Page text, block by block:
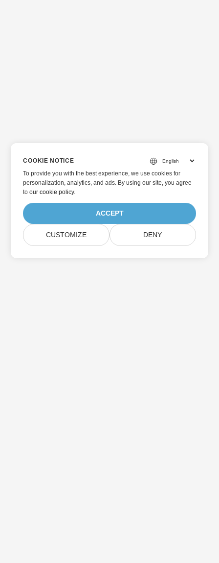
COOKIE NOTICE
To provide you with the best experience, we use cookies for
personalization, analytics, and ads. By using our site, you agree
toour cookie policy.
ACCEPT
CUSTOMIZE DENY